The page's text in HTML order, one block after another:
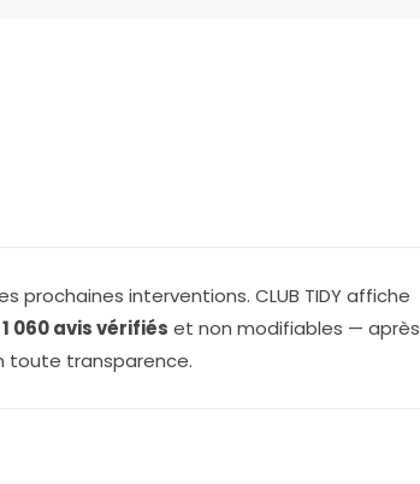
prochaines interventions. CLUB TIDY affiche
1 060 avis vérifiés et non modifiables — après
toute transparence.